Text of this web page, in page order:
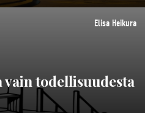
Elisa Heikura
vain todellisuudesta